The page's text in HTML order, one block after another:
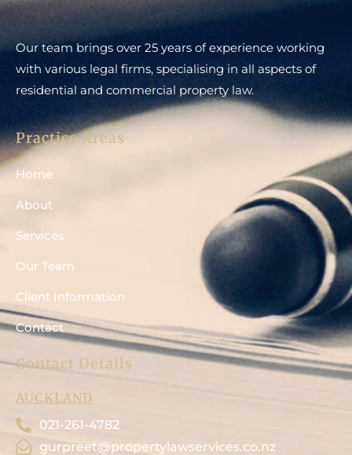
Our team brings over 25 years of experience working
with various legal firms, specialising in all aspects of
residential and commercial property law.
Practice Areas
Home
About
Services
Our Team
Client Information
Contact
Contact Details
AUCKLAND
021-261-4782
gurpreet@propertylawservices.co.nz